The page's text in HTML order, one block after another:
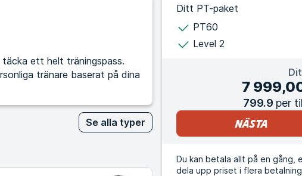
ett helt träningspass.
tränare baserat på dina
Se alla typer
Ditt PT-paket
PT60
Level 2
7
799.9 per
Nästa
Du kan betala allt på en gång,
dela upp priset i flera